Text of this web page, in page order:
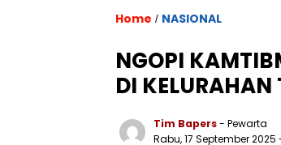
Home / NASIONAL
NGOPI
DI
Tim Bapers- Pewarta
Rabu, 17 September 2025